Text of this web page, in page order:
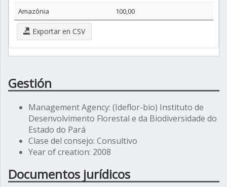
Amazônia
100,00
Exportar en CSV
Gestión
Management Agency: (Ideflor-bio) Instituto de
Desenvolvimento Florestal e da Biodiversidade do
Estado do Pará
Clase del consejo: Consultivo
Year of creation: 2008
Documentos jurídicos